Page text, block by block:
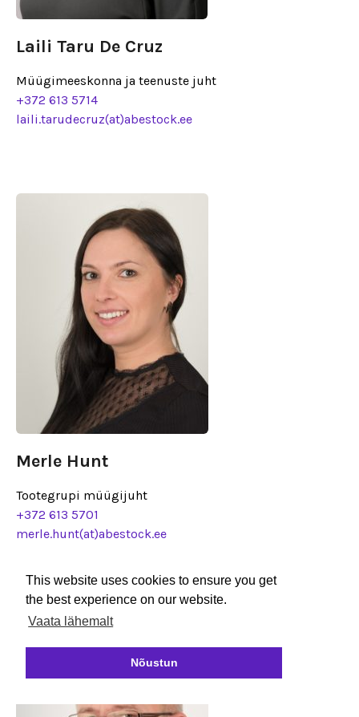
This website uses cookies to ensure you get
the best experience on our website.
Vaata lähemalt
Nõustun
Laili Taru De Cruz
Müügimeeskonna ja teenuste juht
+372 613 5714
laili.tarudecruz(at)abestock.ee
Merle Hunt
Tootegrupi müügijuht
+372 613 5701
merle.hunt(at)abestock.ee